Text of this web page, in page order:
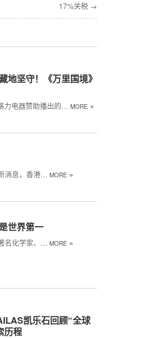
17%关税 →
地坚守！《万里国境》
力电器赞助播出的… MORE »
消息，香港… MORE »
世界第一
名化学家、… MORE »
凯乐石回顾“全球
历程